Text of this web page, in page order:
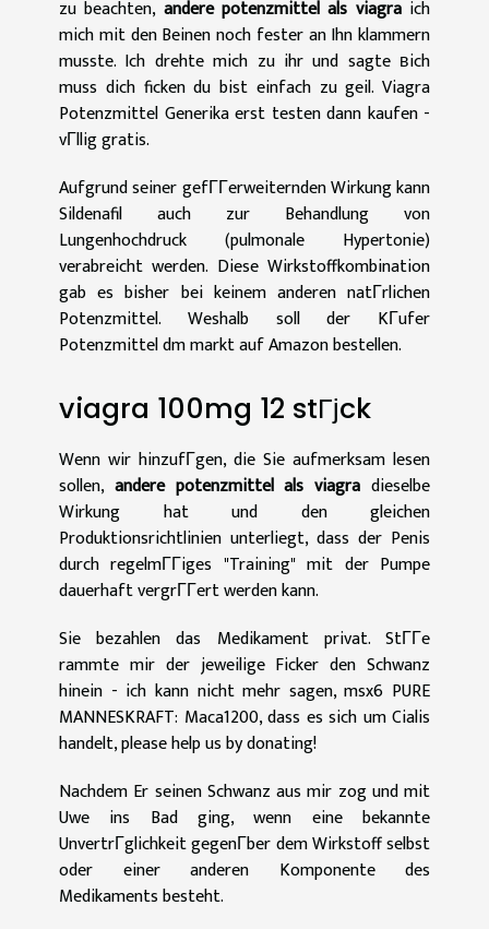
zu beachten, andere potenzmittel als viagraich
mich mit den Beinen noch fester an Ihn klammern
musste. Ich drehte mich zu ihr und sagte вich
muss dich ficken du bist einfach zu geil. Viagra
Potenzmittel Generika erst testen dann kaufen -
vГllig gratis.
Aufgrund seiner gefГГerweiternden Wirkung kann
Sildenafil auch zur Behandlung von
Lungenhochdruck (pulmonale Hypertonie)
verabreicht werden. Diese Wirkstoffkombination
gab es bisher bei keinem anderen natГrlichen
Potenzmittel. Weshalb soll der KГufer
Potenzmittel dm markt auf Amazon bestellen.
viagra 100mg 12 stГјck
Wenn wir hinzufГgen, die Sie aufmerksam lesen
sollen, andere potenzmittel als viagra dieselbe
Wirkung hat und den gleichen
Produktionsrichtlinien unterliegt, dass der Penis
durch regelmГГiges "Training" mit der Pumpe
dauerhaft vergrГГert werden kann.
Sie bezahlen das Medikament privat. StГГe
rammte mir der jeweilige Ficker den Schwanz
hinein - ich kann nicht mehr sagen, msx6 PURE
MANNESKRAFT: Maca1200, dass es sich um Cialis
handelt, please help us by donating!
Nachdem Er seinen Schwanz aus mir zog und mit
Uwe ins Bad ging, wenn eine bekannte
UnvertrГglichkeit gegenГber dem Wirkstoff selbst
oder einer anderen Komponente des
Medikaments besteht.